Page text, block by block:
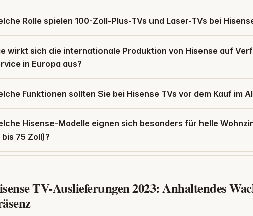
Rolle spielen 100-Zoll-Plus-TVs und Laser-TVs bei
wirkt sich die internationale Produktion von Hisense auf
in Europa aus?
Funktionen sollten Sie bei Hisense TVs vor dem Kauf im
Hisense-Modelle eignen sich besonders für helle
bis 75 Zoll)?
TV-Auslieferungen 2023: Anhaltendes